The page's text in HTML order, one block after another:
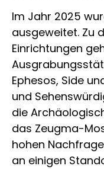
Im Jahr 2025
ausgeweitet. Zu
Einrichtungen
Ephesos, Side
und
die
das Zeugma-
hohen
an einigen